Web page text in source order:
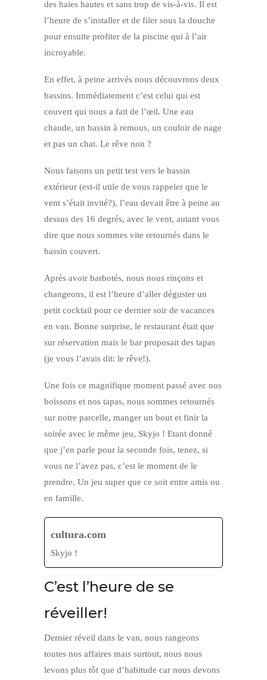
des haies hautes et sans trop de vis-à-vis. Il est
l’heure de s’installer et de filer sous la douche
pour ensuite profiter de la piscine qui à l’air
incroyable.
En effet, à peine arrivés nous découvrons deux
bassins. Immédiatement c’est celui qui est
couvert qui nous a fait de l’œil. Une eau
chaude, un bassin à remous, un couloir de nage
et pas un chat. Le rêve non ?
Nous faisons un petit test vers le bassin
extérieur (est-il utile de vous rappeler que le
vent s’était invité?), l’eau devait être à peine au
dessus des 16 degrés, avec le vent, autant vous
dire que nous sommes vite retournés dans le
bassin couvert.
Après avoir barbotés, nous nous rinçons et
changeons, il est l’heure d’aller déguster un
petit cocktail pour ce dernier soir de vacances
en van. Bonne surprise, le restaurant était que
sur réservation mais le bar proposait des tapas
(je vous l’avais dit: le rêve!).
Une fois ce magnifique moment passé avec nos
boissons et nos tapas, nous sommes retournés
sur notre parcelle, manger un bout et finir la
soirée avec le même jeu, Skyjo ! Etant donné
que j’en parle pour la seconde fois, tenez, si
vous ne l’avez pas, c’est le moment de le
prendre. Un jeu super que ce soit entre amis ou
en famille.
cultura.com
Skyjo !
C’est l’heure de se
réveiller!
Dernier réveil dans le van, nous rangeons
toutes nos affaires mais surtout, nous nous
levons plus tôt que d’habitude car nous devons